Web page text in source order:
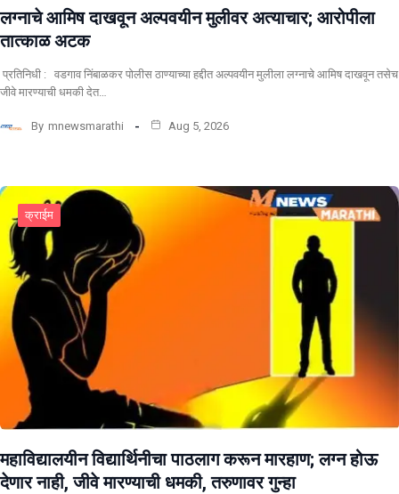
लग्नाचे आमिष दाखवून अल्पवयीन मुलीवर अत्याचार; आरोपीला
तात्काळ अटक
प्रतिनिधी : वडगाव निंबाळकर पोलीस ठाण्याच्या हद्दीत अल्पवयीन मुलीला लग्नाचे आमिष दाखवून तसेच
जीवे मारण्याची धमकी देत…
By mnewsmarathi Aug 5, 2026
क्राईम
महाविद्यालयीन विद्यार्थिनीचा पाठलाग करून मारहाण; लग्न होऊ
देणार नाही, जीवे मारण्याची धमकी, तरुणावर गुन्हा